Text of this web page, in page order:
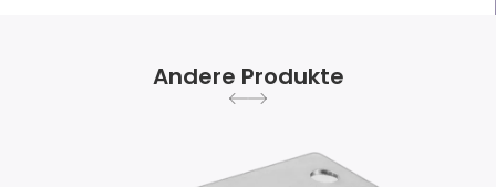
Andere Produkte